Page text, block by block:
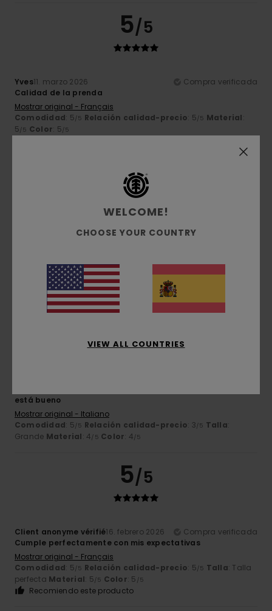
5/5
Yves11. marzo 2026
Compra verificada
Calidad de la prenda
Mostrar original - Français
Comodidad: 5/5 Relación calidad-precio: 5/5 Material:
5/5 Color: 5/5
5/5
3. marzo 2026
Compra verificada
Comodidad: 5/5 Relación calidad-precio
perfectaMaterial: 5/5 Color
Recomiendo este producto
4
está bueno
Mostrar original - Italiano
Comodidad: 5/5 Relación calidad-precio: 3/5 Talla:
Grande Material: 4/5 Color: 4/5
5/5
Client anonyme vérifié16. febrero 2026
Compra verificada
Cumple perfectamente con mis expectativas
Mostrar original - Français
Comodidad: 5/5 Relación calidad-precio: 5/5 Talla: Talla
perfecta Material: 5/5 Color: 5 /5
Recomiendo este producto
WELCOME!
CHOOSE YOUR COUNTRY
VIEW ALL COUNTRIES